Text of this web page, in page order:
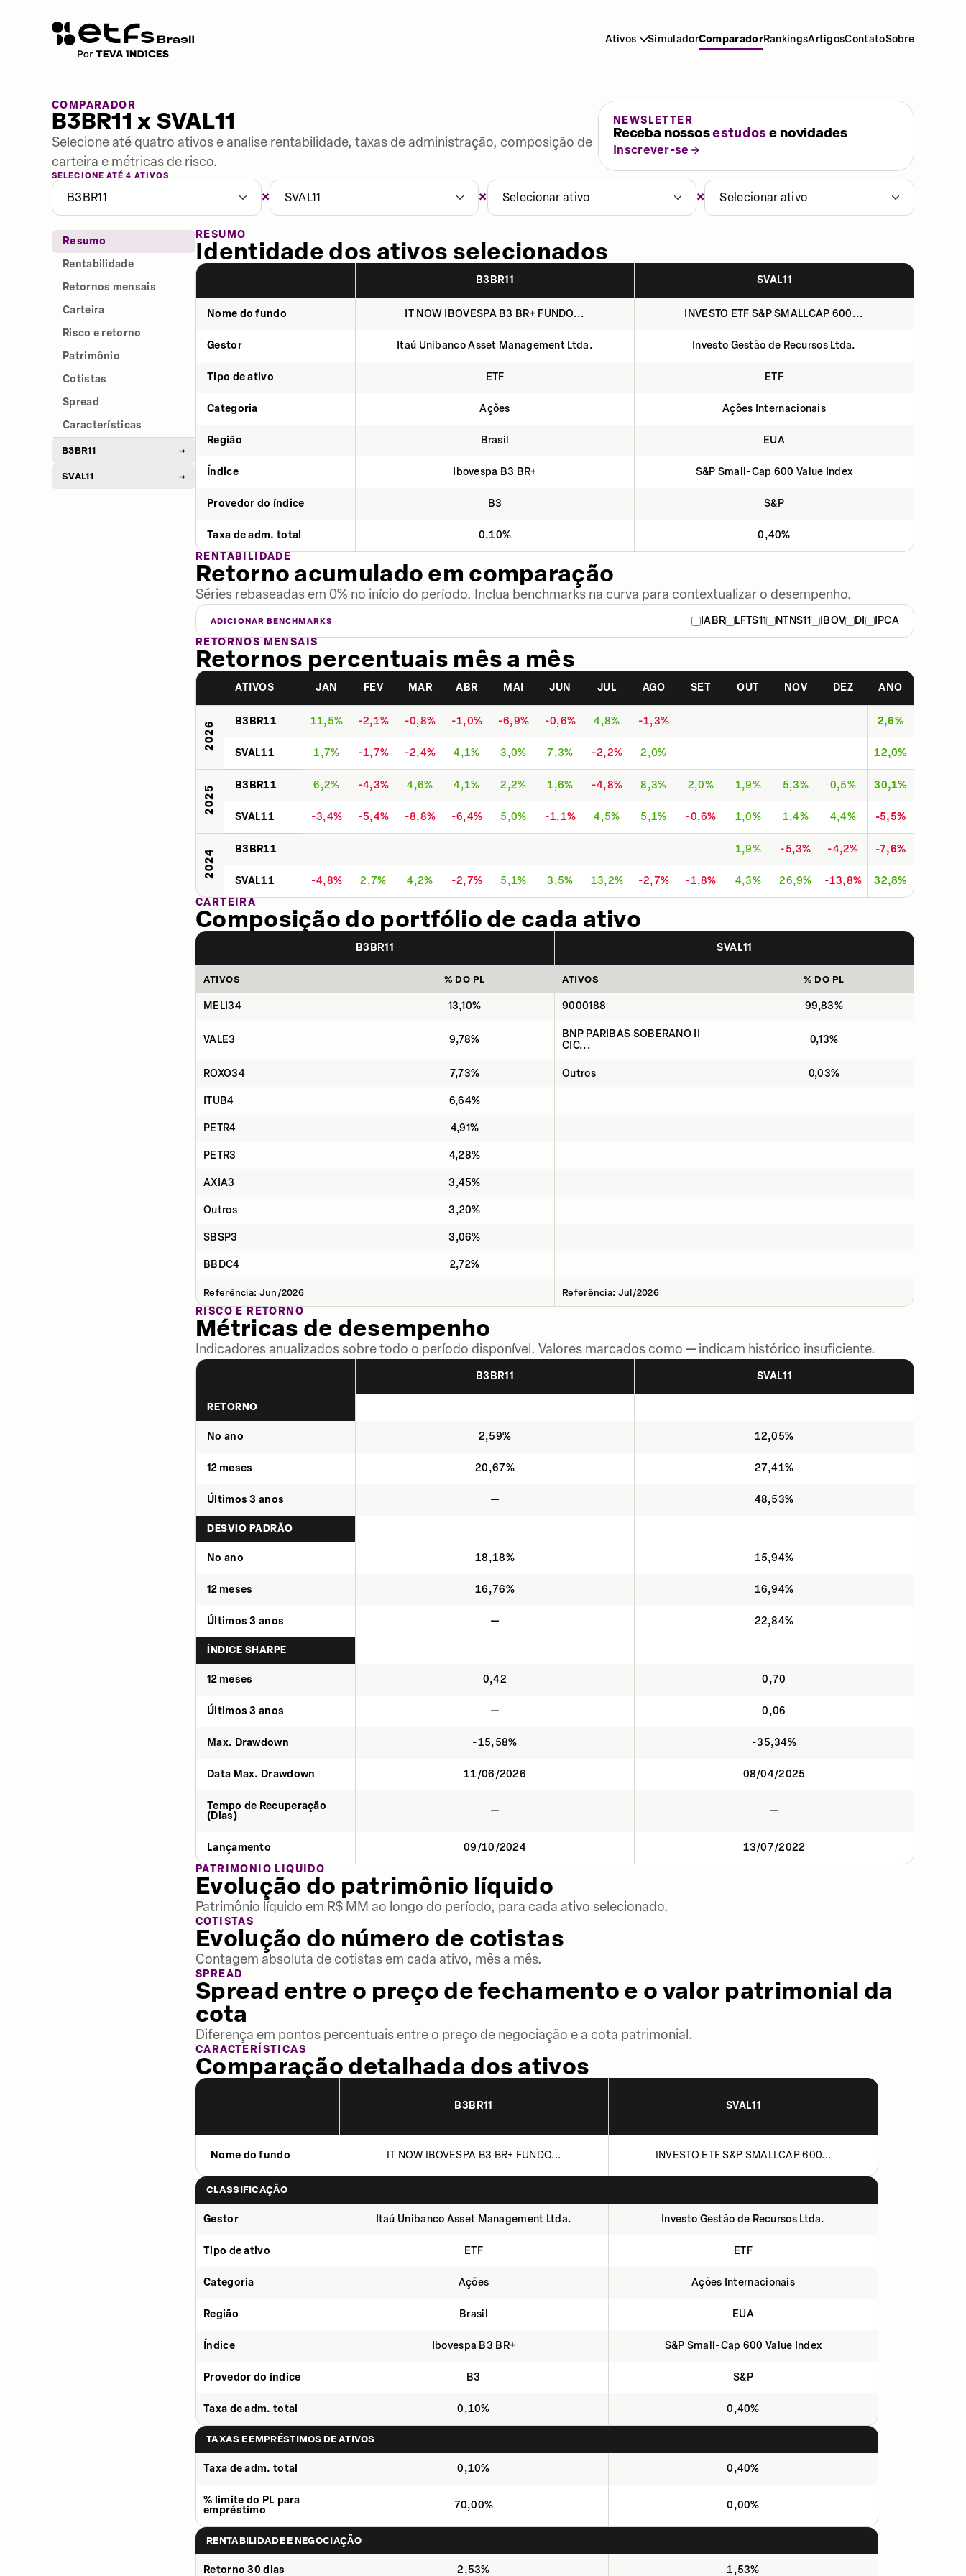
Ativos SimuladorComparadorRankingsArtigosContatoSobre
COMPARADOR
B3BR11 x SVAL11
Selecione até quatro ativos e analise rentabilidade, taxas de administração, composição de
carteira e métricas de risco.
NEWSLETTER
Receba nossosestudose novidades
Inscrever-se
SELECIONE ATÉ 4 ATIVOS
B3BR11 × SVAL11 × Selecionar ativo × Selecionar ativo
Resumo
Rentabilidade
Retornos mensais
Carteira
Risco e retorno
Patrimônio
Cotistas
Spread
Características
B3BR11 →
SVAL11 →
RESUMO
Identidade dos ativos selecionados
B3BR11 SVAL11
Nome do fundo IT NOW IBOVESPA B3 BR+ FUNDO... INVESTO ETF S&P SMALLCAP 600...
Gestor Itaú Unibanco Asset Management Ltda. Investo Gestão de Recursos Ltda.
Tipo de ativo ETF ETF
Categoria Ações Ações Internacionais
Região Brasil EUA
Índice Ibovespa B3 BR+ S&P Small-Cap 600 Value Index
Provedor do índice B3 S&P
Taxa de adm. total 0,10%
0,40%
RENTABILIDADE
Retorno acumulado em comparação
Séries rebaseadas em 0% no início do período. Inclua benchmarks na curva para contextualizar o desempenho.
ADICIONAR BENCHMARKS IABR LFTS11 NTNS11 IBOV DI
IPCA
RETORNOS MENSAIS
Retornos percentuais mês a mês
ATIVOS JAN FEV MAR ABR MAI JUN JUL AGO SET OUT NOV DEZ ANO
2026 B3BR11 11,5% -2,1% -0,8% -1,0% -6,9% -0,6% 4,8% -1,3% 2,6%
SVAL11 1,7% -1,7% -2,4% 4,1% 3,0% 7,3% -2,2% 2,0% 12,0%
2025 B3BR11 6,2% -4,3% 4,6% 4,1% 2,2% 1,6% -4,8% 8,3% 2,0% 1,9% 5,3% 0,5% 30,1%
SVAL11 -3,4% -5,4% -8,8% -6,4% 5,0% -1,1% 4,5% 5,1% -0,6% 1,0% 1,4% 4,4% -5,5%
2024 B3BR11 1,9% -5,3% -4,2% -7,6%
SVAL11 -4,8% 2,7% 4,2% -2,7% 5,1% 3,5% 13,2% -2,7% -1,8% 4,3% 26,9% -13,8%
32,8%
CARTEIRA
Composição do portfólio de cada ativo
B3BR11 SVAL11
ATIVOS % DO PL ATIVOS % DO PL
MELI34 13,10% 9000188 99,83%
VALE3 9,78%
BNP PARIBAS SOBERANO II
CIC...
0,13%
ROXO34 7,73% Outros 0,03%
ITUB4 6,64%
PETR4 4,91%
PETR3 4,28%
AXIA3 3,45%
Outros 3,20%
SBSP3 3,06%
BBDC4 2,72%
Referência: Jun/2026 Referência: Jul/2026
RISCO E RETORNO
Métricas de desempenho
Indicadores anualizados sobre todo o período disponível. Valores marcados como — indicam histórico insuficiente.
B3BR11 SVAL11
RETORNO
No ano 2,59% 12,05%
12 meses 20,67% 27,41%
Últimos 3 anos — 48,53%
DESVIO PADRÃO
No ano 18,18% 15,94%
12 meses 16,76% 16,94%
Últimos 3 anos — 22,84%
ÍNDICE SHARPE
12 meses 0,42 0,70
Últimos 3 anos — 0,06
Max. Drawdown -15,58% -35,34%
Data Max. Drawdown 11/06/2026 08/04/2025
Tempo de Recuperação
(Dias)
— —
Lançamento 09/10/2024
13/07/2022
PATRIMÔNIO LÍQUIDO
Evolução do patrimônio líquido
Patrimônio líquido em R$ MM ao longo do período, para cada ativo selecionado.
COTISTAS
Evolução do número de cotistas
Contagem absoluta de cotistas em cada ativo, mês a mês.
SPREAD
Spread entre o preço de fechamento e o valor patrimonial da
cota
Diferença em pontos percentuais entre o preço de negociação e a cota patrimonial.
CARACTERÍSTICAS
Comparação detalhada dos ativos
B3BR11 SVAL11
Nome do fundo IT NOW IBOVESPA B3 BR+ FUNDO... INVESTO ETF S&P SMALLCAP 600...
CLASSIFICAÇÃO
Gestor Itaú Unibanco Asset Management Ltda. Investo Gestão de Recursos Ltda.
Tipo de ativo ETF ETF
Categoria Ações Ações Internacionais
Região Brasil EUA
Índice Ibovespa B3 BR+ S&P Small-Cap 600 Value Index
Provedor do índice B3 S&P
Taxa de adm. total 0,10% 0,40%
TAXAS E EMPRÉSTIMOS DE ATIVOS
Taxa de adm. total 0,10% 0,40%
% limite do PL para
empréstimo
70,00% 0,00%
RENTABILIDADE E NEGOCIAÇÃO
Retorno 30 dias 2,53% 1,53%